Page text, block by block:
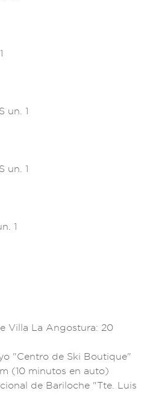
un. 1
un. 1
1
Villa La Angostura: 20
"Centro de Ski Boutique"
(10 minutos en auto)
cional de Bari loche "Tte . Luis